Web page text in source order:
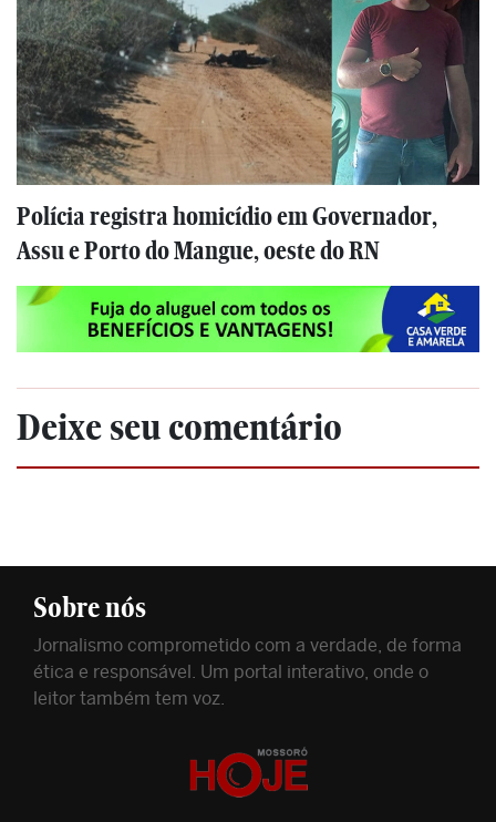
Polícia registra homicídio em Governador,
Assu e Porto do Mangue, oeste do RN
Deixe seu comentário
Sobre nós
Jornalismo comprometido com a verdade, de forma
ética e responsável. Um portal interativo, onde o
leitor também tem voz.